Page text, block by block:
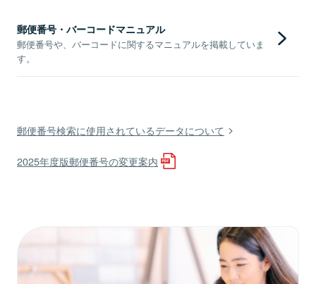
郵便番号・バーコードマニュアル
郵便番号や、バーコードに関するマニュアルを掲載していま
す。
郵便番号検索に使用されているデータについて
2025年度版郵便番号の変更案内